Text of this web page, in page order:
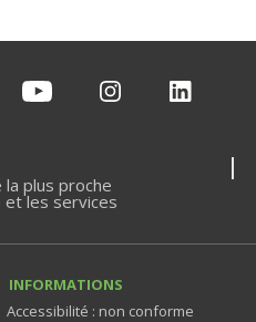
la plus proche
et les services
INFORMATIONS
Accessibilité : non conforme